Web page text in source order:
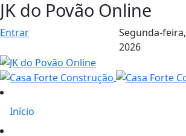
JK do Povão Online
Entrar Segunda-feira,
2026
Início